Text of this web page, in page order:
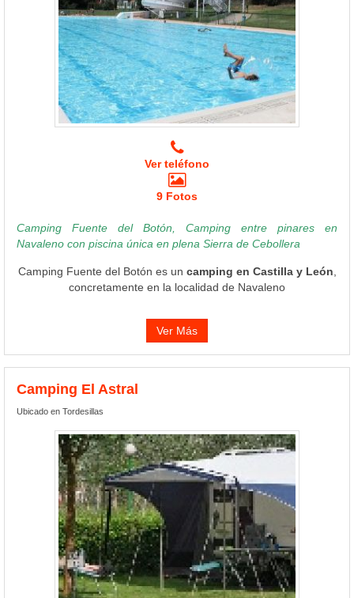
Ver teléfono
9 Fotos
Camping Fuente del Botón, Camping entre pinares en
Navaleno con piscina única en plena Sierra de Cebollera
Camping Fuente del Botón es un camping en Castilla y León
concretamente en la localidad de Navaleno
Ver Más
Camping El Astral
Ubicado en Tordesillas